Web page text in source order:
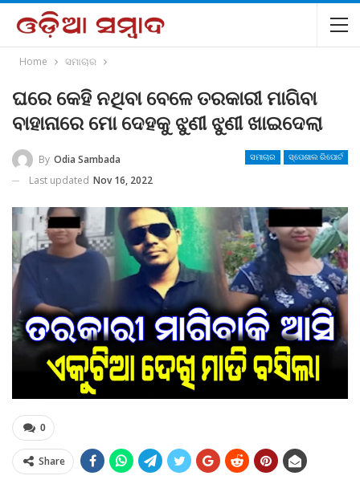
Home ସମାଚାର
ଘରେ କେହି ନଥିବା ବେଳେ ତରକାରୀ ମାଗିବା
ବାହାନାରେ ମୋ ଦେହକୁ ଝୁଣୀ ଝୁଣୀ ଖାଇଦେଲା
ସମାଚାର ସ୍ପେଶାଲ ରିପୋର୍ଟ
By Odia Sambada
Last updated Nov 16, 2022
0
Share